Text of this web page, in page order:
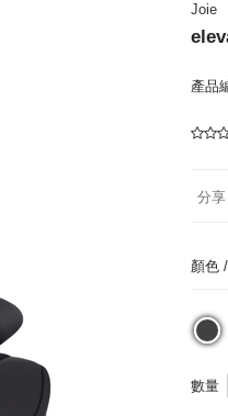
Joie
產品
分
顏色 /
數量